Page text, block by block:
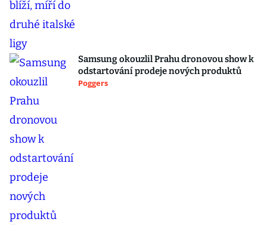
Samsung okouzlil Prahu dronovou show k
odstartování prodeje nových produktů
Poggers